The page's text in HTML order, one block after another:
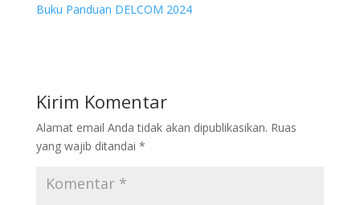
Buku Panduan DELCOM 2024
Kirim Komentar
Alamat email Anda tidak akan dipublikasikan. Ruas
yang wajib ditandai *